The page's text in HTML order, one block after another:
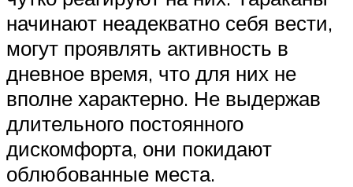
начинают неадекватно себя вести,
могут проявлять активность в
дневное время, что для них не
вполне характерно. Не выдержав
длительного постоянного
дискомфорта, они покидают
облюбованные места.